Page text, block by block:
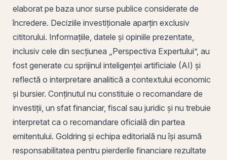
elaborat pe baza unor surse publice considerate de
încredere. Deciziile investiționale aparțin exclusiv
cititorului. Informațiile, datele și opiniile prezentate,
inclusiv cele din secțiunea „Perspectiva Expertului”, au
fost generate cu sprijinul inteligenței artificiale (AI) și
reflectă o interpretare analitică a contextului economic
și bursier. Conținutul nu constituie o recomandare de
investiții, un sfat financiar, fiscal sau juridic și nu trebuie
interpretat ca o recomandare oficială din partea
emitentului. Goldring și echipa editorială nu își asumă
responsabilitatea pentru pierderile financiare rezultate